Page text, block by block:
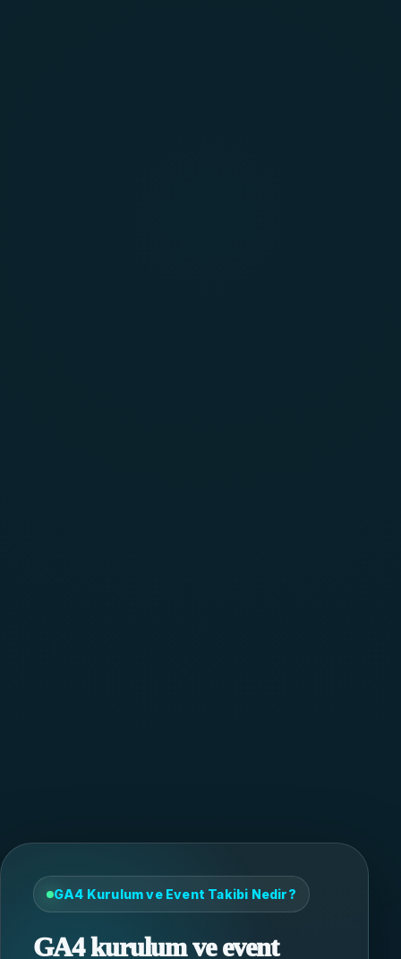
GA4 Kurulum ve Event Takibi Nedir?
GA4 kurulum ve event